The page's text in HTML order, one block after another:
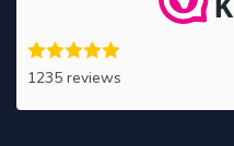
1235 reviews